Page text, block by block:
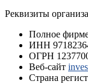
Реквизиты
Полное
ИНН
ОГРН
Веб-сайт
Страна